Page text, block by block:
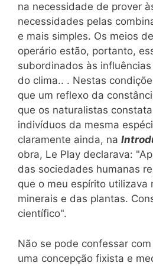
na necessidade de prover
necessidades pelas
e mais simples. Os meios
operário estão, portanto,
subordinados às
do clima.. . Nestas
que um reflexo da
que os naturalistas
indivíduos da mesma
claramente ainda, na
obra, Le Play declarava:
das sociedades humanas
que o meu espírito utilizava
minerais e das plantas.
científico".
Não se pode confessar
uma concepção fixista e